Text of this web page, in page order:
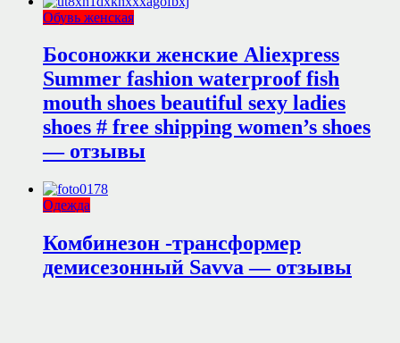
Обувь женская
Босоножки женские Aliexpress
Summer fashion waterproof fish
mouth shoes beautiful sexy ladies
shoes # free shipping women’s shoes
— отзывы
Одежда
Комбинезон -трансформер
демисезонный Savva — отзывы